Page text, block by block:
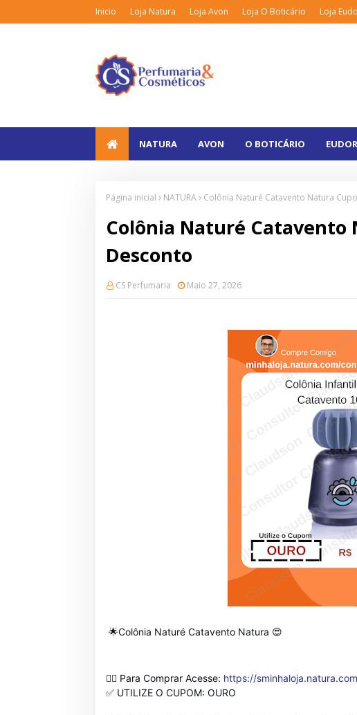
Inicio Loja Natura Loja Avon Loja O Boticário Loja
NATURA AVON O BOTICÁRIO
Página inicial NATURA Colônia Naturé Catavento Natura
Colônia Naturé Catavento
Desconto
CS Perfumaria Maio 27, 2026
🌟Colônia Naturé Catavento Natura 😍
👉🏻 Para Comprar Acesse: https://
✅ UTILIZE O CUPOM: OURO